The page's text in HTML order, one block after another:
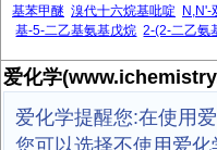
基苯甲醚 溴代十六烷基吡啶 N,N'-
基-5-二乙基氨基戊烷 2-(2-二乙氨
爱化学
爱化学提醒您:在使用
您可以选择不使用爱